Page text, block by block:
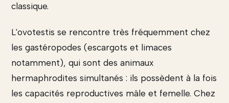
classique.
L'ovotestis se rencontre très fréquemment chez
les gastéropodes (escargots et limaces
notamment), qui sont des animaux
hermaphrodites simultanés : ils possèdent à la fois
les capacités reproductives mâle et femelle. Chez